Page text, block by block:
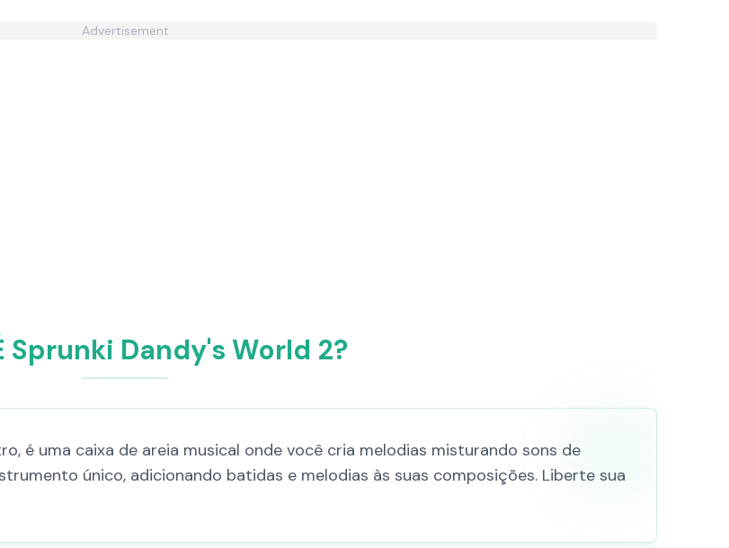
Advertisement
Sprunki Dandy's World 2?
é uma caixa de areia musical onde você cria melodias misturando sons de
único, adicionando batidas e melodias às suas composições. Liberte sua